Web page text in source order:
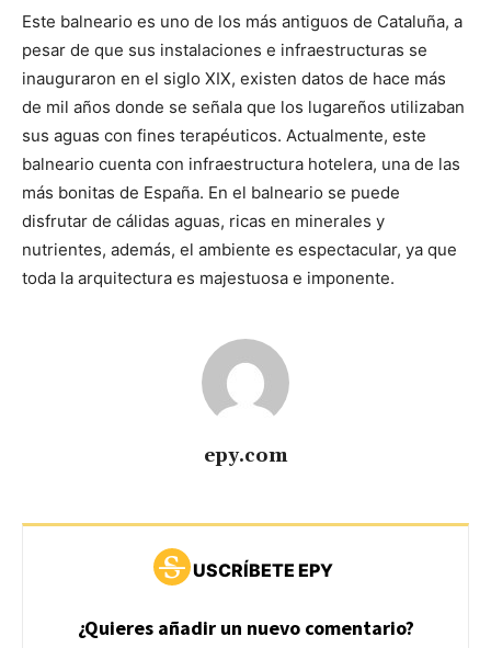
Este balneario es uno de los más antiguos de Cataluña, a
pesar de que sus instalaciones e infraestructuras se
inauguraron en el siglo XIX, existen datos de hace más
de mil años donde se señala que los lugareños utilizaban
sus aguas con fines terapéuticos. Actualmente, este
balneario cuenta con infraestructura hotelera, una de las
más bonitas de España. En el balneario se puede
disfrutar de cálidas aguas, ricas en minerales y
nutrientes, además, el ambiente es espectacular, ya que
toda la arquitectura es majestuosa e imponente.
epy.com
USCRÍBETE EPY
¿Quieres añadir un nuevo comentario?